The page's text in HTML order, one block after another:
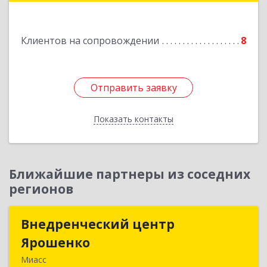
Клиентов на сопровождении 8
Отправить заявку
Показать контакты
Отправить заявку
Назад
Ближайшие партнеры из соседних
регионов
Внедренческий центр
Ярошенко
Миасс
Внедренческий центр